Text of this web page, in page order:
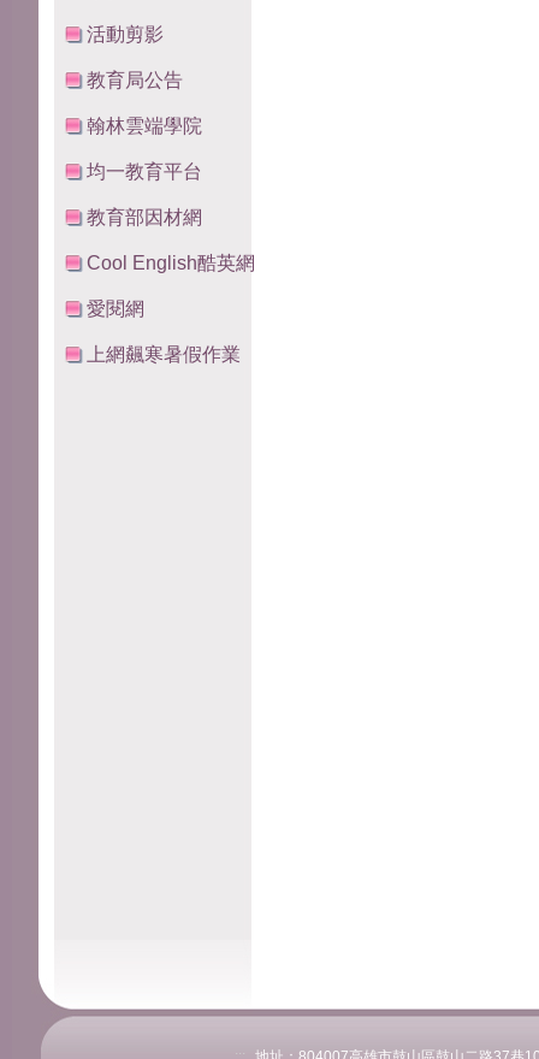
活動剪影
教育局公告
翰林雲端學院
均一教育平台
教育部因材網
Cool English酷英網
愛閱網
上網飆寒暑假作業